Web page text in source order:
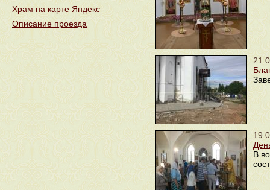
Храм на карте Яндекс
Описание проезда
В